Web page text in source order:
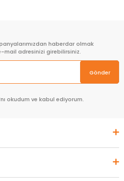
haberdar olmak
mail adresinizi girebilirsiniz.
Gönder
okudum ve kabul ediyorum.